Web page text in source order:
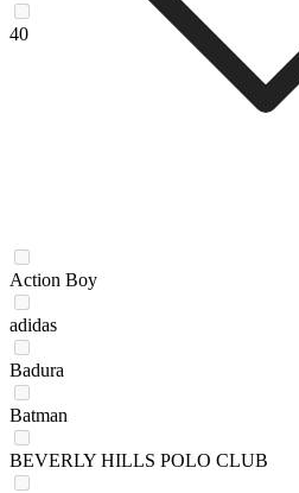
40
Action Boy
adidas
Badura
Batman
BEVERLY HILLS POLO CLUB